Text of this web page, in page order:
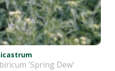
'Spring Dew'